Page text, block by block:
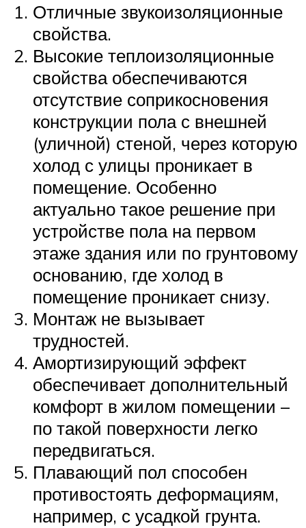
Отличные звукоизоляционные
свойства.
Высокие теплоизоляционные
свойства обеспечиваются
отсутствие соприкосновения
конструкции пола с внешней
(уличной) стеной, через которую
холод с улицы проникает в
помещение. Особенно
актуально такое решение при
устройстве пола на первом
этаже здания или по грунтовому
основанию, где холод в
помещение проникает снизу.
Монтаж не вызывает
трудностей.
Амортизирующий эффект
обеспечивает дополнительный
комфорт в жилом помещении –
по такой поверхности легко
передвигаться.
Плавающий пол способен
противостоять деформациям,
например, с усадкой грунта.